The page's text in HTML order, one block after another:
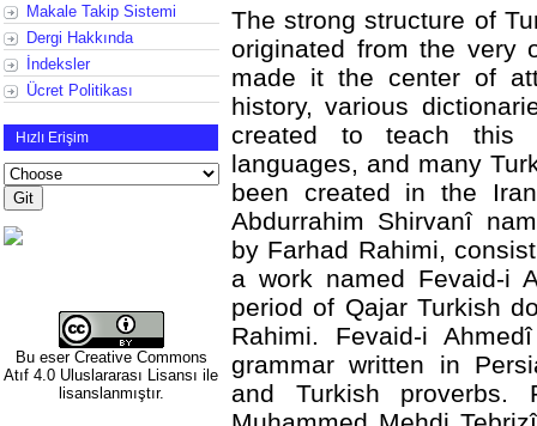
Makale Takip Sistemi
Dergi Hakkında
İndeksler
Ücret Politikası
Hızlı Erişim
Bu eser Creative Commons
Atıf 4.0 Uluslararası Lisansı ile
lisanslanmıştır.
The strong structure of
originated from the very
made it the center of
history, various
created to teach this
languages, and many
been created in the
Abdurrahim Shirvanî
by Farhad Rahimi,
a work named Fevaid-i
period of Qajar Turkish
Rahimi. Fevaid-i
grammar written in
and Turkish proverbs.